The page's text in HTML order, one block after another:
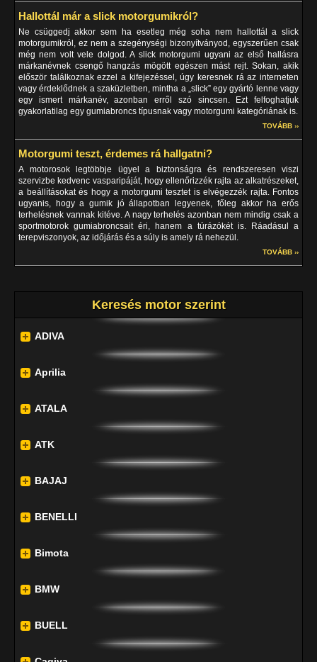
Hallottál már a slick motorgumikról?
Ne csüggedj akkor sem ha esetleg még soha nem hallottál a slick
motorgumikról, ez nem a szegénységi bizonyítványod, egyszerűen csak
még nem volt vele dolgod. A slick motorgumi ugyani az első hallásra
márkanévnek csengő hangzás mögött egészen mást rejt. Sokan, akik
először találkoznak ezzel a kifejezéssel, úgy keresnek rá az interneten
vagy érdeklődnek a szaküzletben, mintha a „slick” egy gyártó lenne vagy
egy ismert márkanév, azonban erről szó sincsen. Ezt felfoghatjuk
gyakorlatilag egy gumiabroncs típusnak vagy motorgumi kategóriának is.
TOVÁBB ››
Motorgumi teszt, érdemes rá hallgatni?
A motorosok legtöbbje ügyel a biztonságra és rendszeresen viszi
szervizbe kedvenc vasparipáját, hogy ellenőrizzék rajta az alkatrészeket,
a beállításokat és hogy a motorgumi tesztet is elvégezzék rajta. Fontos
ugyanis, hogy a gumik jó állapotban legyenek, főleg akkor ha erős
terhelésnek vannak kitéve. A nagy terhelés azonban nem mindig csak a
sportmotorok gumiabroncsait éri, hanem a túrázókét is. Ráadásul a
terepviszonyok, az időjárás és a súly is amely rá nehezül.
TOVÁBB ››
Keresés motor szerint
ADIVA
Aprilia
ATALA
ATK
BAJAJ
BENELLI
Bimota
BMW
BUELL